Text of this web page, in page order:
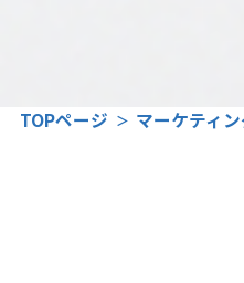
TOPページ マーケティ